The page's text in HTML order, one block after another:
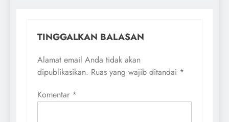
TINGGALKAN BALASAN
Alamat email Anda tidak akan
dipublikasikan. Ruas yang wajib ditandai *
Komentar *